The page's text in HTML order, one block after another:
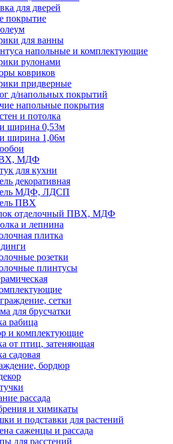
для дверей
покрытие
для ванны
напольные и комплектующие
рулонами
ковриков
придверные
д/напольных покрытий
напольные покрытия
и потолка
ширина 0,53м
ширина 1,06м
МДФ
для кухни
декоративная
МДФ, ЛДСП
ПВХ
отделочный ПВХ, МДФ
и лепнина
плитка
розетки
плинтусы
сетки
для брусчатки
рабица
и комплектующие
от птиц, затеняющая
садовая
бордюр
рассада
и химикаты
и подставки для растений
саженцы и рассада
для расстений